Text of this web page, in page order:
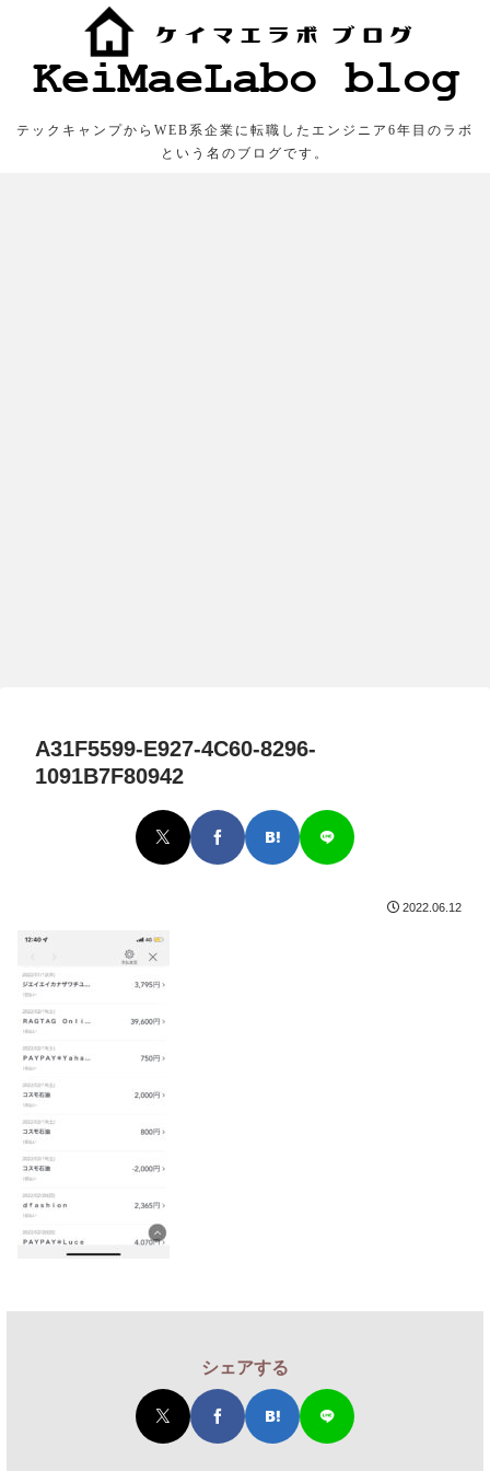
テックキャンプからWEB系企業に転職したエンジニア6年目のラボ
という名のブログです。
A31F5599-E927-4C60-8296-
1091B7F80942
2022.06.12
シェアする